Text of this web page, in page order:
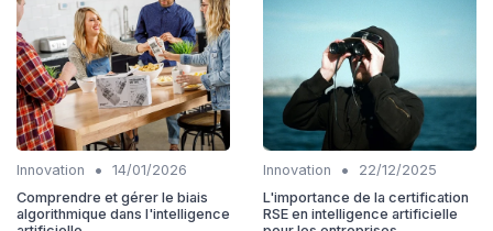
Innovation •
14/01/2026
Comprendre et gérer le biais
algorithmique dans l'intelligence
Innovation •
22/12/2025
L'importance de la certification
RSE en intelligence artificielle